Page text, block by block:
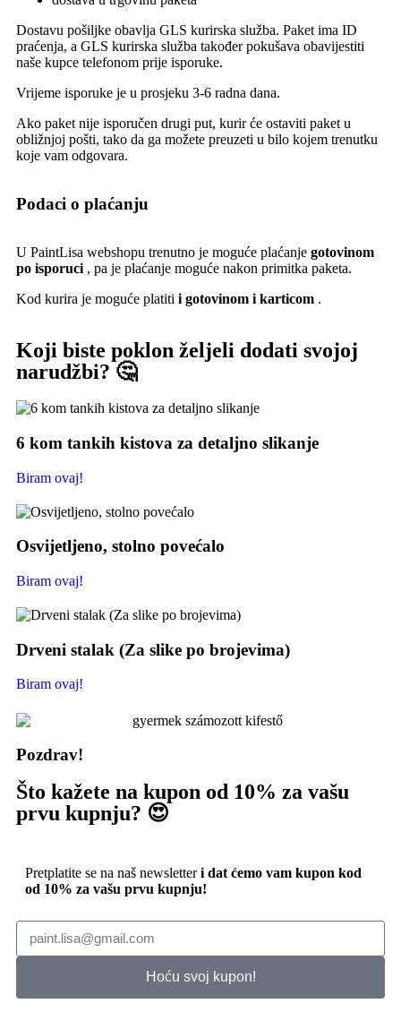
Dostavu pošiljke obavlja GLS kurirska služba. Paket ima ID
praćenja, a GLS kurirska služba također pokušava obavijestiti
naše kupce telefonom prije isporuke.
Vrijeme isporuke je u prosjeku 3-6 radna dana.
Ako paket nije isporučen drugi put, kurir će ostaviti paket u
obližnjoj pošti, tako da ga možete preuzeti u bilo kojem trenutku
koje vam odgovara.
Podaci o plaćanju
U PaintLisa webshopu trenutno je moguće plaćanje gotovinom
po isporuci , pa je plaćanje moguće nakon primitka paketa.
Kod kurira je moguće platiti i gotovinom i karticom .
Koji biste poklon željeli dodati svojoj
narudžbi? 🤔
6 kom tankih kistova za detaljno slikanje
Biram ovaj!
Osvijetljeno, stolno povećalo
Biram ovaj!
Drveni stalak (Za slike po brojevima)
Biram ovaj!
Pozdrav!
Što kažete na kupon od 10% za vašu
prvu kupnju? 😍
Pretplatite se na naš newsletteri dat ćemo vam kupon kod
od 10% za vašu prvu kupnju!
Hoću svoj kupon!